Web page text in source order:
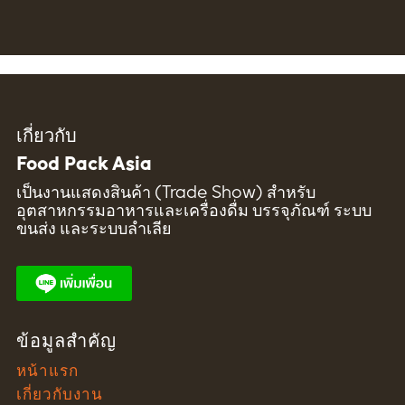
เกี่ยวกับ
Food Pack Asia
เป็นงานแสดงสินค้า (Trade Show) สำหรับ
อุตสาหกรรมอาหารและเครื่องดื่ม บรรจุภัณฑ์ ระบบ
ขนส่ง และระบบลำเลีย
ข้อมูลสำคัญ
หน้าแรก
เกี่ยวกับงาน